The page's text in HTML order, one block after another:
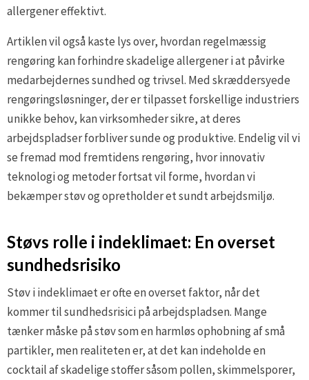
allergener effektivt.
Artiklen vil også kaste lys over, hvordan regelmæssig
rengøring kan forhindre skadelige allergener i at påvirke
medarbejdernes sundhed og trivsel. Med skræddersyede
rengøringsløsninger, der er tilpasset forskellige industriers
unikke behov, kan virksomheder sikre, at deres
arbejdspladser forbliver sunde og produktive. Endelig vil vi
se fremad mod fremtidens rengøring, hvor innovativ
teknologi og metoder fortsat vil forme, hvordan vi
bekæmper støv og opretholder et sundt arbejdsmiljø.
Støvs rolle i indeklimaet: En overset
sundhedsrisiko
Støv i indeklimaet er ofte en overset faktor, når det
kommer til sundhedsrisici på arbejdspladsen. Mange
tænker måske på støv som en harmløs ophobning af små
partikler, men realiteten er, at det kan indeholde en
cocktail af skadelige stoffer såsom pollen, skimmelsporer,